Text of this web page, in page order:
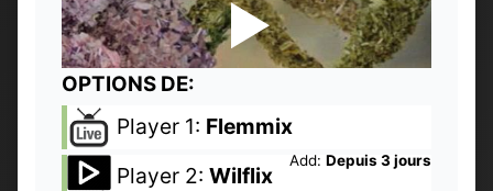
OPTIONS DE:
Player 1: Flemmix
Add: Depuis 3 jours
Player 2: Wilflix